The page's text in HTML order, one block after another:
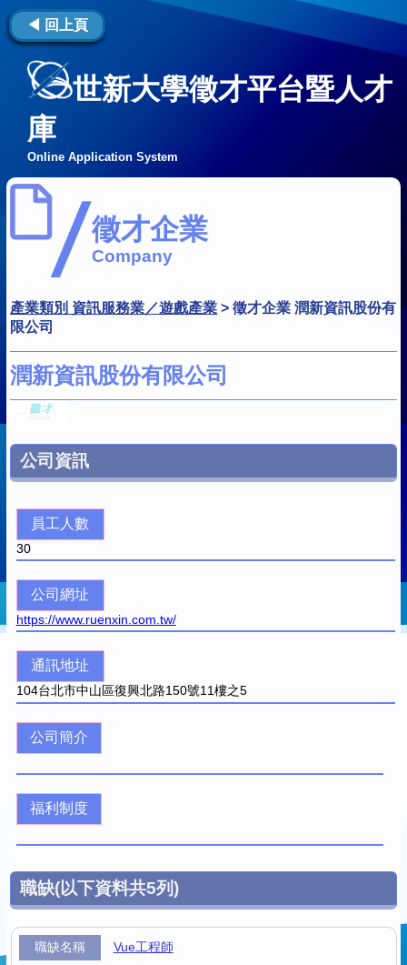
◀ 回上頁
世新大學徵才平台暨人才
庫
Online Application System
徵才企業
Company
產業類別 資訊服務業／遊戲產業 >徵才企業 潤新資訊股份有
限公司
潤新資訊股份有限公司
公司資訊
員工人數
30
公司網址
https://www.ruenxin.com.tw/
通訊地址
104台北市中山區復興北路150號11樓之5
公司簡介
福利制度
職缺(以下資料共5列)
Vue工程師